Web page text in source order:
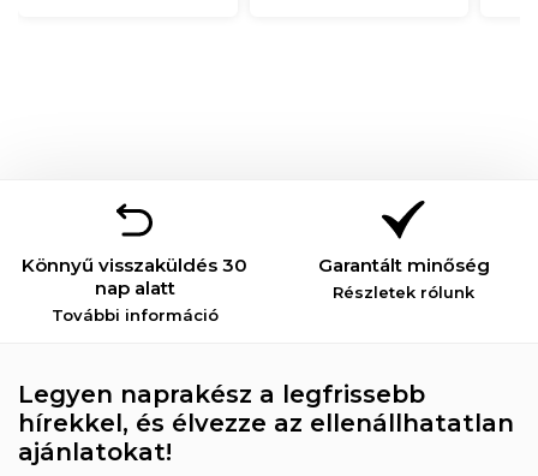
Könnyű visszaküldés 30
nap alatt
További információ
Garantált minőség
Részletek rólunk
Legyen naprakész a legfrissebb
hírekkel, és élvezze az ellenállhatatlan
ajánlatokat!